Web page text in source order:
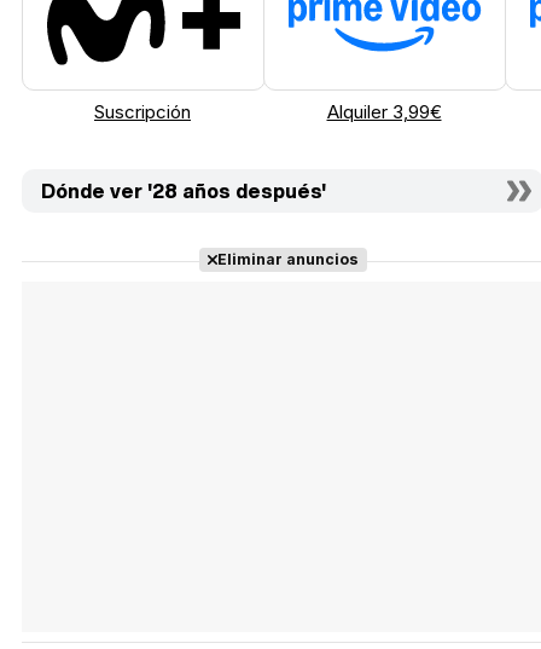
Suscripción Alquiler 3,99€
Dónde ver '28 años después'
Eliminar anuncios